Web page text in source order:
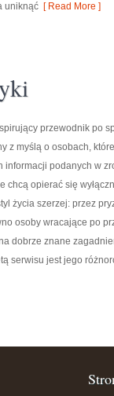
uniknąć [ Read More ]
przewodnik po
z myślą o osobach,
informacji podanych w
chcą opierać się
życia szerzej: przez
osoby wracające po
dobrze znane
serwisu jest jego